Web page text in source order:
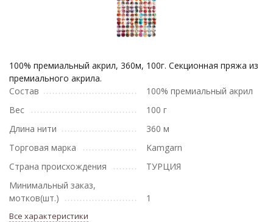
100% премиальный акрил, 360м, 100г. Секционная пряжа из
премиального акрила.
Состав
100% премиальный акрил
Вес
100 г
Длина нити
360 м
Торговая марка
Kamgarn
Страна происхождения
ТУРЦИЯ
Минимальный заказ,
мотков(шт.)
1
Все характеристики